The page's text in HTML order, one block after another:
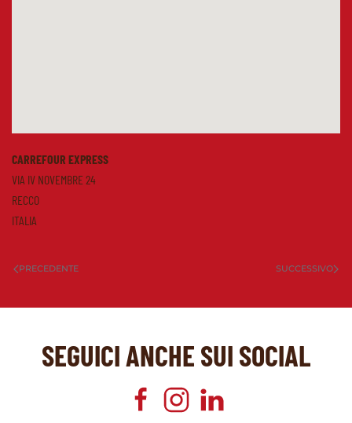
CARREFOUR EXPRESS
VIA IV NOVEMBRE 24
RECCO
ITALIA
PRECEDENTE SUCCESSIVO
SEGUICI ANCHE SUI SOCIAL